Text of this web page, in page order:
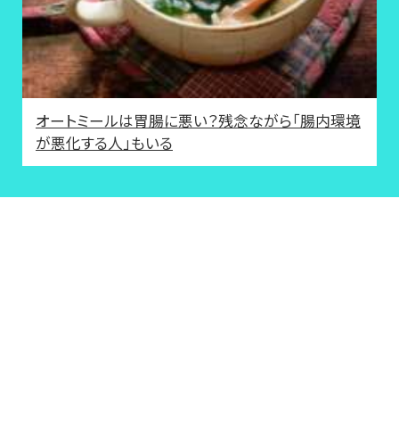
オートミールは胃腸に悪い？残念ながら「腸内環境
が悪化する人」もいる